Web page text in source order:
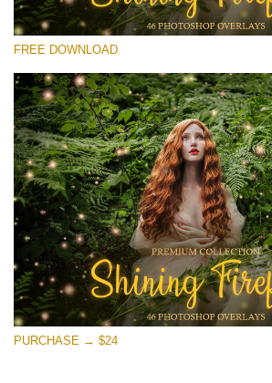
Proszę wybrać
Small 800*533px
Shining Fireflies
(46 Overlays)
Large 6000*4000px
Sunlight Collection
(290 Overlays)
Large 6000*4000px
Entire Collection
FREE DOWNLOAD
PURCHASE → $24